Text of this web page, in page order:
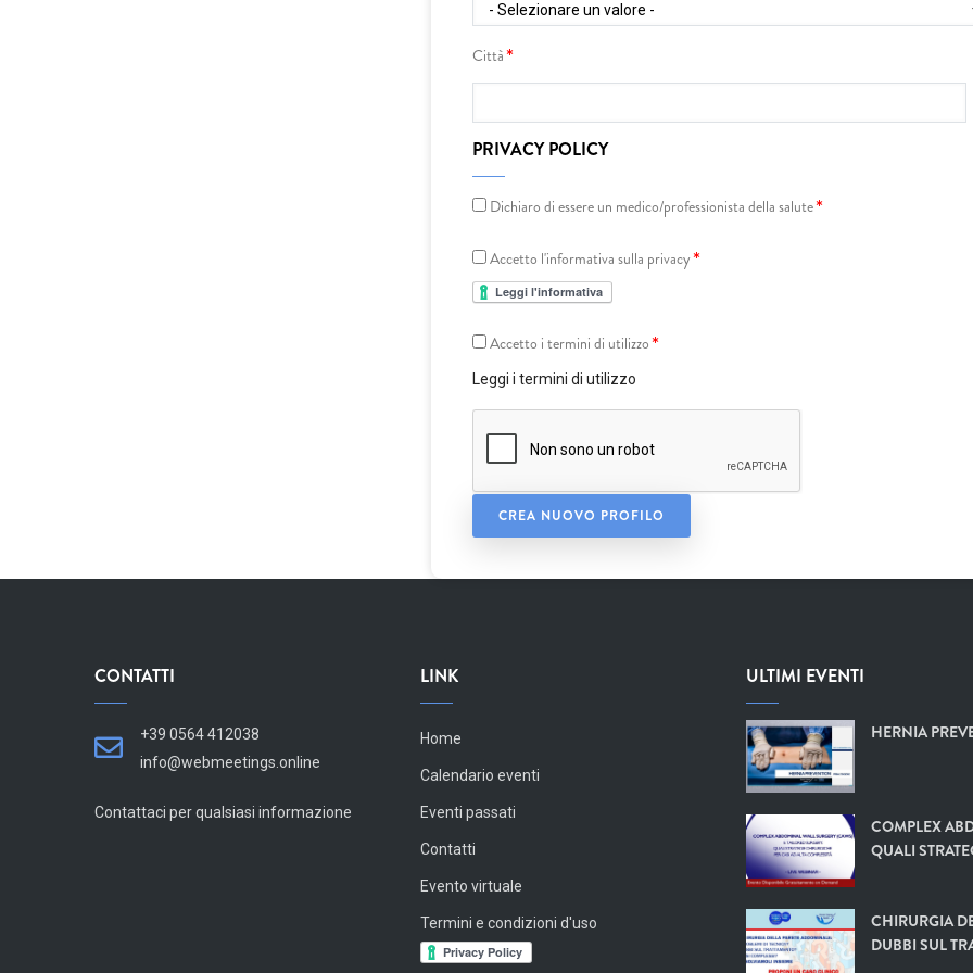
Città
PRIVACY POLICY
Dichiaro di essere un medico/professionista della salute
Accetto l'informativa sulla privacy
Accetto i termini di utilizzo
Leggi i termini di utilizzo
CONTATTI
+39 0564 412038
info@webmeetings.online
Contattaci per qualsiasi informazione
LINK
Home
Calendario eventi
Eventi passati
Contatti
Evento virtuale
Termini e condizioni d'uso
ULTIMI EVENTI
HERNIA
COMPLEX
QUALI
CHIRURGIA
DUBBI SUL